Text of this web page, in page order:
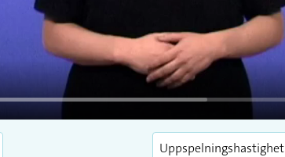
Uppspelningshastighet